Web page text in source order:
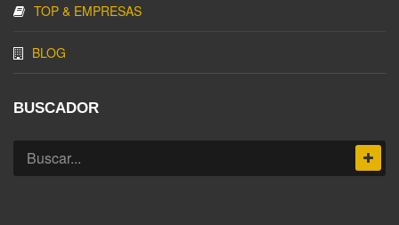
TOP & EMPRESAS
BLOG
BUSCADOR